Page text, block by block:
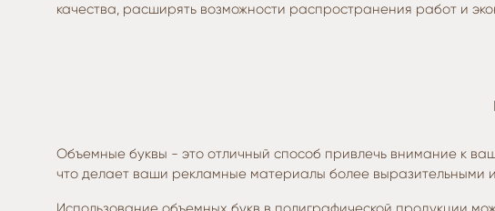
качества, расширять возможности распространения работ и
Объемные буквы - это отличный способ привлечь внимание к
что делает ваши рекламные материалы более